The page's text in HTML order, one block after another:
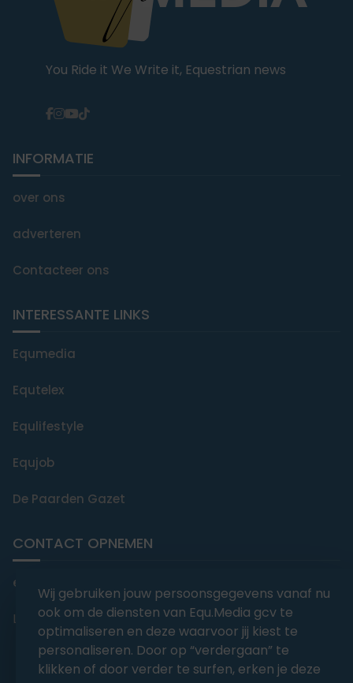
You Ride it We Write it, Equestrian news
INFORMATIE
over ons
adverteren
Contacteer ons
INTERESSANTE LINKS
Equmedia
Equtelex
Equlifestyle
Equjob
De Paarden Gazet
CONTACT OPNEMEN
editorial@equmedia.be
Langendamdreef 22 9880 Aalter België
Wij gebruiken jouw persoonsgegevens vanaf nu
ook om de diensten van Equ.Media gcv te
optimaliseren en deze waarvoor jij kiest te
personaliseren. Door op “verdergaan” te
klikken of door verder te surfen, erken je deze